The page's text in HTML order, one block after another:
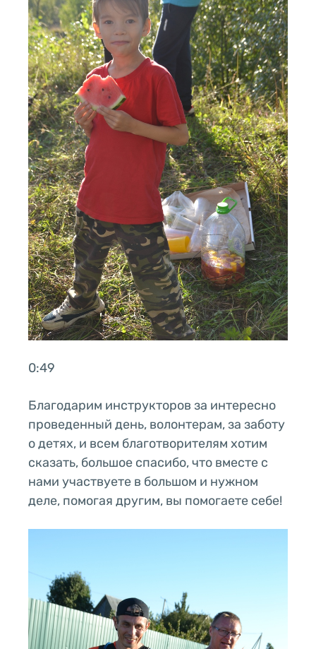
0:49
Благодарим инструкторов за интересно
проведенный день, волонтерам, за заботу
о детях, и всем благотворителям хотим
сказать, большое спасибо, что вместе с
нами участвуете в большом и нужном
деле, помогая другим, вы помогаете себе!